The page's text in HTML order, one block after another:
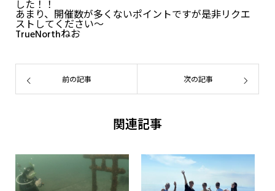
した！！
あまり、開催数が多くないポイントですが是非リクエ
ストしてください～
TrueNorthねお
前の記事 次の記事
関連記事